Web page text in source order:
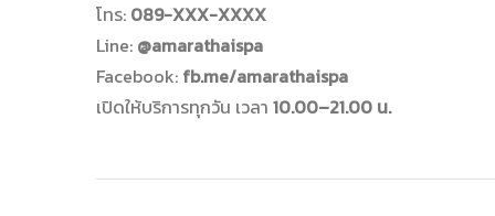
โทร: 089-XXX-XXXX
Line: @amarathaispa
Facebook: fb.me/amarathaispa
เปิดให้บริการทุกวัน เวลา 10.00–21.00 น.